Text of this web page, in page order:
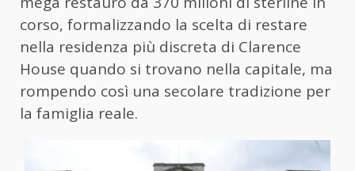
corso, formalizzando la scelta di restare
nella residenza più discreta di Clarence
House quando si trovano nella capitale, ma
rompendo così una secolare tradizione per
la famiglia reale.